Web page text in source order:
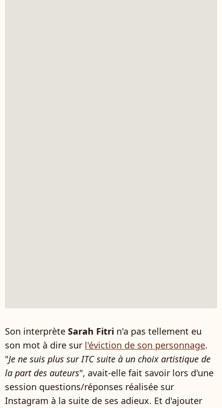
Son interprète Sarah Fitri n'a pas tellement eu
son mot à dire sur l'éviction de son personnage.
"Je ne suis plus sur ITC suite à un choix artistique de
la part des auteurs", avait-elle fait savoir lors d'une
session questions/réponses réalisée sur
Instagram à la suite de ses adieux. Et d'ajouter